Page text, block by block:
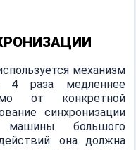
механизм
4 раза медленнее
от конкретной
синхронизации
машины большого
она должна